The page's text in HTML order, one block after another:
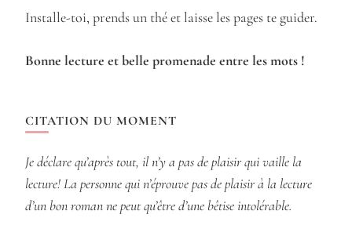
Installe-toi, prends un thé et laisse les pages te guider.
Bonne lecture et belle promenade entre les mots !
CITATION DU MOMENT
Je déclare qu’après tout, il n’y a pas de plaisir qui vaille la
lecture! La personne qui n’éprouve pas de plaisir à la lecture
d’un bon roman ne peut qu’être d’une bêtise intolérable.